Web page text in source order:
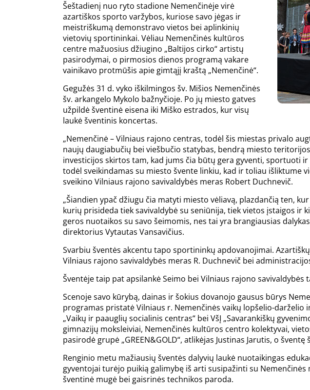
Šeštadienį nuo ryto stadione Nemenčinėje virė
azartiškos sporto varžybos, kuriose savo jėgas ir
meistriškumą demonstravo vietos bei aplinkinių
vietovių sportininkai. Vėliau Nemenčinės kultūros
centre mažuosius džiugino „Baltijos cirko“ artistų
pasirodymai, o pirmosios dienos programą vakare
vainikavo protmūšis apie gimtąjį kraštą „Nemenčinė“.
Gegužės 31 d. vyko iškilmingos šv. Mišios Nemenčinės
šv. arkangelo Mykolo bažnyčioje. Po jų miesto gatves
užpildė šventinė eisena iki Miško estrados, kur visų
laukė šventinis koncertas.
„Nemenčinė – Vilniaus rajono centras, todėl šis miestas privalo
naujų daugiabučių bei viešbučio statybas, bendrą miesto
investicijos skirtos tam, kad jums čia būtų gera gyventi, sportuoti
todėl sveikindamas su miesto švente linkiu, kad ir toliau išliktume
sveikino Vilniaus rajono savivaldybės meras Robert Duchnevič.
„Šiandien ypač džiugu čia matyti miesto vėliavą, plazdančią ten,
kurių prisideda tiek savivaldybė su seniūnija, tiek vietos įstaigos ir
geros nuotaikos su savo šeimomis, nes tai yra brangiausias
direktorius Vytautas Vansavičius.
Svarbiu šventės akcentu tapo sportininkų apdovanojimai.
Vilniaus rajono savivaldybės meras R. Duchnevič bei
Šventėje taip pat apsilankė Seimo bei Vilniaus rajono
Scenoje savo kūrybą, dainas ir šokius dovanojo gausus būrys
programas pristatė Vilniaus r. Nemenčinės vaikų lopšelio-darželio
„Vaikų ir paauglių socialinis centras“ bei VšĮ „Savarankiškų
gimnazijų moksleiviai, Nemenčinės kultūros centro kolektyvai,
pasirodė grupė „GREEN&GOLD“, atlikėjas Justinas Jarutis, o
Renginio metu mažiausių šventės dalyvių laukė nuotaikingas
gyventojai turėjo puikią galimybę iš arti susipažinti su
šventinė mugė bei gaisrinės technikos paroda.